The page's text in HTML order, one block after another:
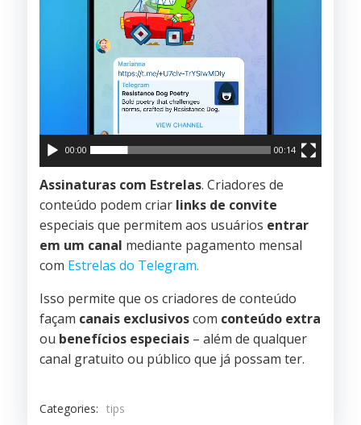
00:00 00:14
Assinaturas com Estrelas. Criadores de
conteúdo podem criar links de convite
especiais que permitem aos usuários entrar
em um canal mediante pagamento mensal
com Estrelas do Telegram.
Isso permite que os criadores de conteúdo
façam canais exclusivoscom conteúdo extra
ou benefícios especiais – além de qualquer
canal gratuito ou público que já possam ter.
Categories: tips